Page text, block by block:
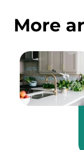
More